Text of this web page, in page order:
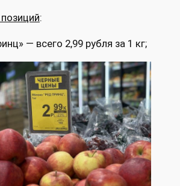
:
— всего 2,99 рубля за 1 кг;